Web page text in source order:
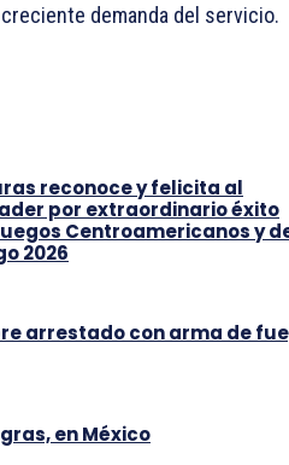
demanda del servicio.
reconoce y felicita al
por extraordinario éxito
Centroamericanos y
2026
arrestado con arma de
en México